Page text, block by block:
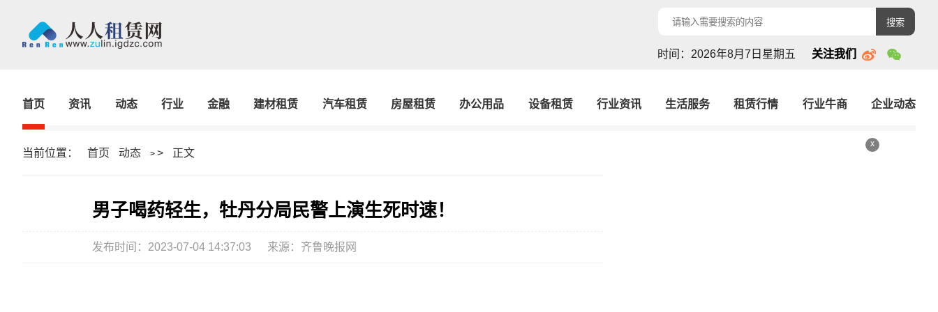
搜索
时间：2026年8月7日星期五 关注我们
首页 资讯 动态 行业 金融 建材租赁 汽车租赁 房屋租赁 办公用品 设备租赁 行业资讯 生活服务 租赁行情 行业牛商 企业动态
当前位置： 首页 动态 > > 正文
男子喝药轻生，牡丹分局民警上演生死时速！
发布时间：2023-07-04 14:37:03 来源：齐鲁晚报网
x